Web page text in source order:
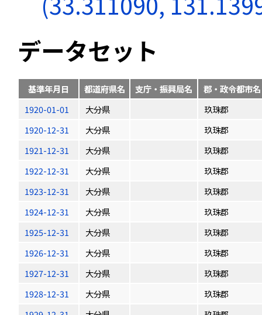
データセット
基準年月日 都道府県名 支庁・振興局名
郡・政令都市名
1920-01-01
大分県
玖珠郡
1920-12-31
大分県
玖珠郡
1921-12-31
大分県
玖珠郡
1922-12-31
大分県
玖珠郡
1923-12-31
大分県
玖珠郡
1924-12-31
大分県
玖珠郡
1925-12-31
大分県
玖珠郡
1926-12-31
大分県
玖珠郡
1927-12-31
大分県
玖珠郡
1928-12-31
大分県
玖珠郡